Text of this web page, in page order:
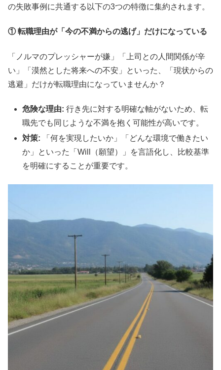
の失敗事例に共通する以下の3つの特徴に集約されます。
① 転職理由が「今の不満からの逃げ」だけになっている
「ノルマのプレッシャーが嫌」「上司との人間関係が辛
い」「漠然とした将来への不安」といった、「現状からの
逃避」だけが転職理由になっていませんか？
危険な理由: 行き先に対する明確な軸がないため、転
職先でも同じような不満を抱く可能性が高いです。
対策: 「何を実現したいか」「どんな環境で働きたい
か」といった「Will（願望）」を言語化し、比較基準
を明確にすることが重要です。